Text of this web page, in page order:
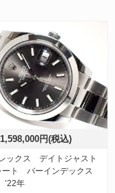
1,598,000円(税込)
ックス デイトジャスト
ト バーインデックス
年